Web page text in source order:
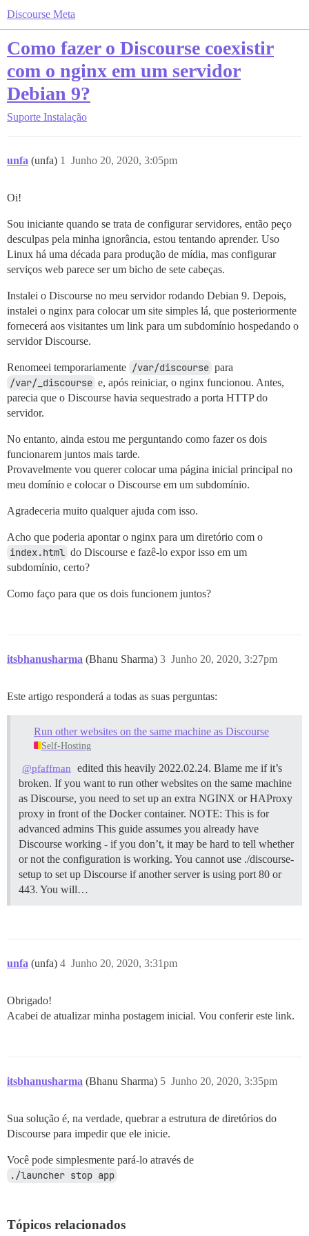
Discourse Meta
Como fazer o Discourse coexistir
com o nginx em um servidor
Debian 9?
Suporte Instalação
unfa (unfa) Junho 20, 2020, 3:05pm
1
Oi!
Sou iniciante quando se trata de configurar servidores, então peço
desculpas pela minha ignorância, estou tentando aprender. Uso
Linux há uma década para produção de mídia, mas configurar
serviços web parece ser um bicho de sete cabeças.
Instalei o Discourse no meu servidor rodando Debian 9. Depois,
instalei o nginx para colocar um site simples lá, que posteriormente
fornecerá aos visitantes um link para um subdomínio hospedando o
servidor Discourse.
Renomeei temporariamente /var/discourse para
/var/_discourse e, após reiniciar, o nginx funcionou. Antes,
parecia que o Discourse havia sequestrado a porta HTTP do
servidor.
No entanto, ainda estou me perguntando como fazer os dois
funcionarem juntos mais tarde.
Provavelmente vou querer colocar uma página inicial principal no
meu domínio e colocar o Discourse em um subdomínio.
Agradeceria muito qualquer ajuda com isso.
Acho que poderia apontar o nginx para um diretório com o
index.html do Discourse e fazê-lo expor isso em um
subdomínio, certo?
Como faço para que os dois funcionem juntos?
itsbhanusharma (Bhanu Sharma) Junho 20, 2020, 3:27pm
3
Este artigo responderá a todas as suas perguntas:
Run other websites on the same machine as Discourse
Self-Hosting
@pfaffman
edited this heavily 2022.02.24. Blame me if it’s
broken. If you want to run other websites on the same machine
as Discourse, you need to set up an extra NGINX or HAProxy
proxy in front of the Docker container. NOTE: This is for
advanced admins This guide assumes you already have
Discourse working - if you don’t, it may be hard to tell whether
or not the configuration is working. You cannot use ./discourse-
setup to set up Discourse if another server is using port 80 or
443. You will…
unfa (unfa) Junho 20, 2020, 3:31pm
4
Obrigado!
Acabei de atualizar minha postagem inicial. Vou conferir este link.
itsbhanusharma (Bhanu Sharma) Junho 20, 2020, 3:35pm
5
Sua solução é, na verdade, quebrar a estrutura de diretórios do
Discourse para impedir que ele inicie.
Você pode simplesmente pará-lo através de
./launcher stop app
Tópicos relacionados